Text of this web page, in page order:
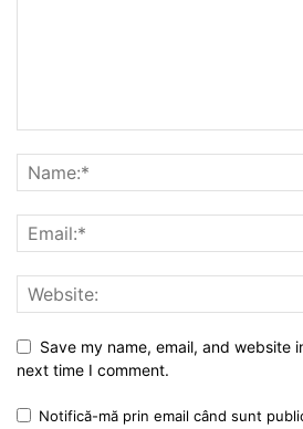
Save my name, email, and website
next time I comment.
Notifică-mă prin email când sunt